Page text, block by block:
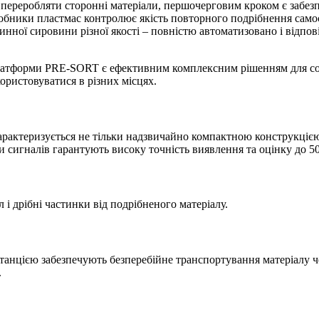
сторонні матеріали, першочерговим кроком є
пластмас контролює якість повторного подрібнення
сировини різної якості – повністю автоматизовано і
PRE-SORT є ефективним комплексним рішенням для
в різних місцях.
не тільки надзвичайно компактною
гарантують високу точність виявлення та оцінку до
частинки від подрібненого матеріалу.
забезпечують безперебійне транспортування